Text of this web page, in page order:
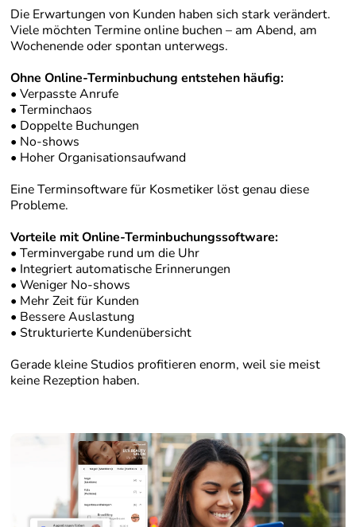
Die Erwartungen von Kunden haben sich stark verändert.
Viele möchten Termine online buchen – am Abend, am
Wochenende oder spontan unterwegs.
Ohne Online-Terminbuchung entstehen häufig:
• Verpasste Anrufe
• Terminchaos
• Doppelte Buchungen
• No-shows
• Hoher Organisationsaufwand
Eine Terminsoftware für Kosmetiker löst genau diese
Probleme.
Vorteile mit Online-Terminbuchungssoftware:
• Terminvergabe rund um die Uhr
• Integriert automatische Erinnerungen
• Weniger No-shows
• Mehr Zeit für Kunden
• Bessere Auslastung
• Strukturierte Kundenübersicht
Gerade kleine Studios profitieren enorm, weil sie meist
keine Rezeption haben.